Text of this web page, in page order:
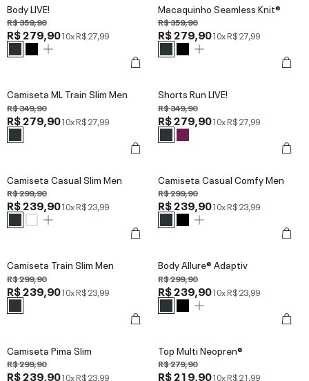
Body LIVE!
R$ 359,90
R$ 279,9010xR$ 27,99
Macaquinho Seamless Knit®
R$ 359,90
R$ 279,9010xR$ 27,99
Camiseta ML Train Slim Men
R$ 349,90
R$ 279,9010xR$ 27,99
Shorts Run LIVE!
R$ 349,90
R$ 279,9010xR$ 27,99
Camiseta Casual Slim Men
R$ 299,90
R$ 239,9010xR$ 23,99
Camiseta Casual Comfy Men
R$ 299,90
R$ 239,9010xR$ 23,99
Camiseta Train Slim Men
R$ 299,90
R$ 239,9010xR$ 23,99
Body Allure® Adaptiv
R$ 299,90
R$ 239,9010xR$ 23,99
Camiseta Pima Slim
R$ 299,90
R$ 239,9010xR$ 23,99
Top Multi Neopren®
R$ 279,90
R$ 219,9010xR$ 21,99